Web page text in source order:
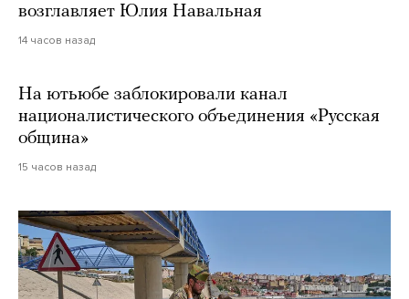
возглавляет Юлия Навальная
14 часов назад
На ютьюбе заблокировали канал
националистического объединения «Русская
община»
15 часов назад